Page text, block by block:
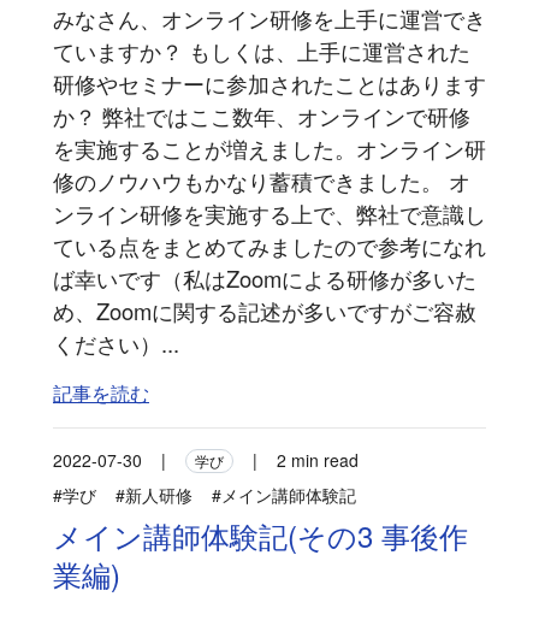
みなさん、オンライン研修を上手に運営でき
ていますか？ もしくは、上手に運営された
研修やセミナーに参加されたことはあります
か？ 弊社ではここ数年、オンラインで研修
を実施することが増えました。オンライン研
修のノウハウもかなり蓄積できました。 オ
ンライン研修を実施する上で、弊社で意識し
ている点をまとめてみましたので参考になれ
ば幸いです（私はZoomによる研修が多いた
め、Zoomに関する記述が多いですがご容赦
ください）...
記事を読む
2022-07-30 | 学び |
2 min read
#学び
#新人研修 #メイン講師体験記
メイン講師体験記(その3 事後作
業編)